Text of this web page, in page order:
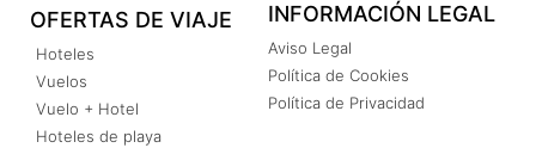
OFERTAS DE VIAJE
Hoteles
Vuelos
Vuelo + Hotel
Hoteles de playa
INFORMACIÓN LEGAL
Aviso Legal
Política de Cookies
Política de Privacidad